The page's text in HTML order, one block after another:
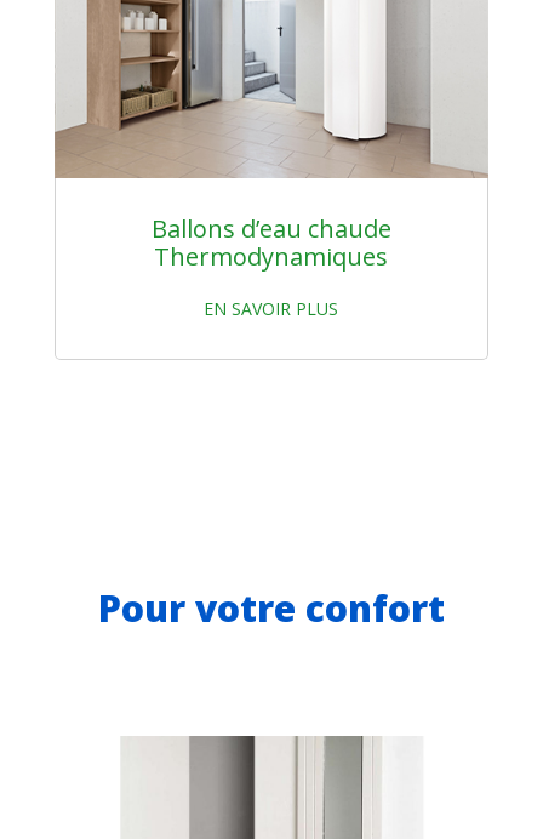
Ballons d’eau chaude
Thermodynamiques
EN SAVOIR PLUS
Pour votre confort